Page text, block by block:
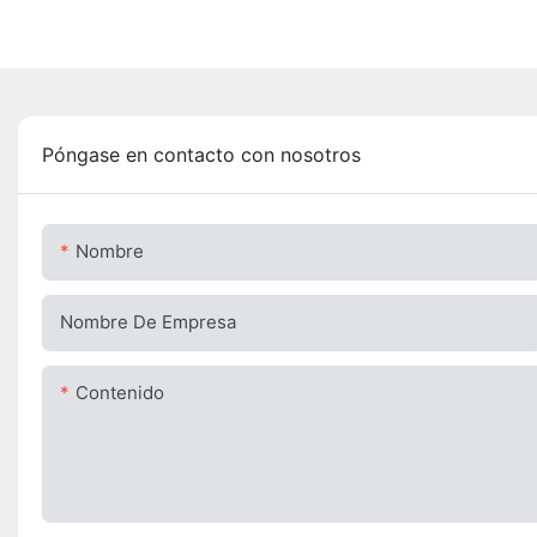
Póngase en contacto con nosotros
Nombre
Nombre De Empresa
Contenido